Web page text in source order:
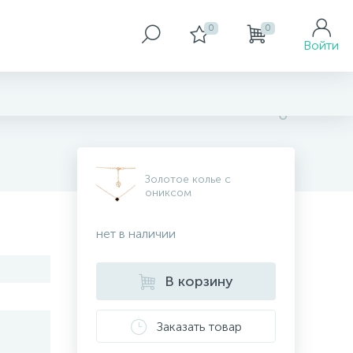
0 0
Войти
Золотое колье с
ониксом
нет в наличии
В корзину
Заказать товар